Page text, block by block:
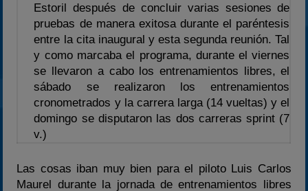
Estoril después de concluir varias sesiones de
pruebas de manera exitosa durante el paréntesis
entre la cita inaugural y esta segunda reunión. Tal
y como marcaba el programa, durante el viernes
se llevaron a cabo los entrenamientos libres, el
sábado se realizaron los entrenamientos
cronometrados y la carrera larga (14 vueltas) y el
domingo se disputaron las dos carreras sprint (7
v.)
Las cosas iban muy bien para el piloto Luis Carlos
Maurel durante la jornada de entrenamientos libres